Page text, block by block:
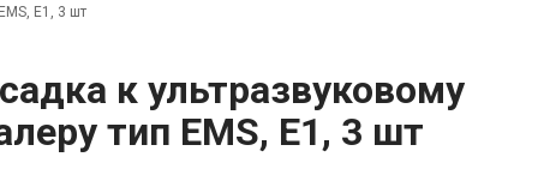
E1, 3 шт
к ультразвуковому
тип EMS, E1, 3 шт